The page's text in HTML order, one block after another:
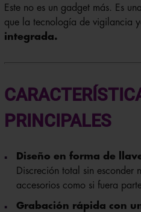
Este no es un gadget más. Es
que la tecnología de vigilancia
integrada.
PRINCIPALES
Diseño en forma de
Discreción total sin
accesorios como si fuera
Grabación rápida con